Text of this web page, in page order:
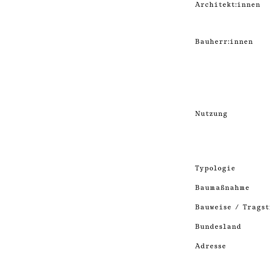
Architekt:innen
Bauherr:innen
Nutzung
Typologie
Baumaßnahme
Bauweise /
Bundesland
Adresse